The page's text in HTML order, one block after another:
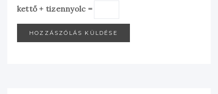
kettő + tizennyolc =